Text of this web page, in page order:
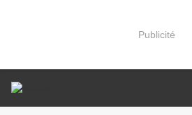
Publicité